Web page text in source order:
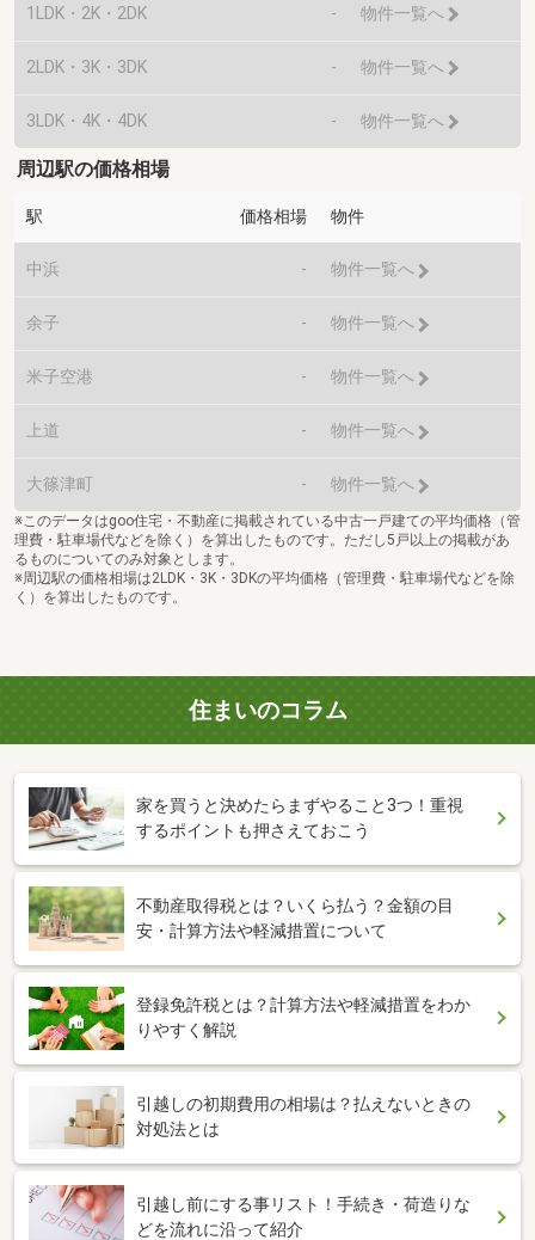
1LDK・2K・2DK - 物件一覧へ
2LDK・3K・3DK - 物件一覧へ
3LDK・4K・4DK - 物件一覧へ
周辺駅の価格相場
駅 価格相場 物件
中浜 - 物件一覧へ
余子 - 物件一覧へ
米子空港 - 物件一覧へ
上道 - 物件一覧へ
大篠津町 - 物件一覧へ
※このデータはgoo住宅・不動産に掲載されている中古一戸建ての平均価格（管
理費・駐車場代などを除く）を算出したものです。ただし5戸以上の掲載があ
るものについてのみ対象とします。
※周辺駅の価格相場は2LDK・3K・3DKの平均価格（管理費・駐車場代などを除
く）を算出したものです。
住まいのコラム
家を買うと決めたらまずやること3つ！重視
するポイントも押さえておこう
不動産取得税とは？いくら払う？金額の目
安・計算方法や軽減措置について
登録免許税とは？計算方法や軽減措置をわか
りやすく解説
引越しの初期費用の相場は？払えないときの
対処法とは
引越し前にする事リスト！手続き・荷造りな
どを流れに沿って紹介